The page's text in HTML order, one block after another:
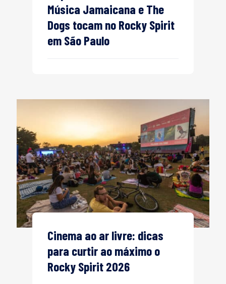
Música Jamaicana e The
Dogs tocam no Rocky Spirit
em São Paulo
Cinema ao ar livre: dicas
para curtir ao máximo o
Rocky Spirit 2026